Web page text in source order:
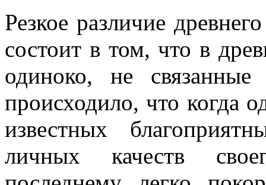
Резкое различие
состоит в том, что в
одиноко, не
происходило, что когда
известных
личных качеств